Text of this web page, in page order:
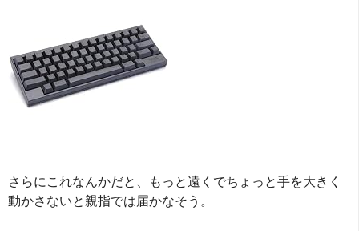
さらにこれなんかだと、もっと遠くでちょっと手を大きく
動かさないと親指では届かなそう。